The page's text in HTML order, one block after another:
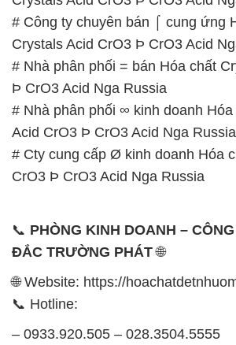
# Công ty chuyên bán ⌠ cung ứng
Crystals Acid CrO3 Þ CrO3 Acid
# Nhà phân phối = bán Hóa chất
Þ CrO3 Acid Nga Russia
# Nhà phân phối ∞ kinh doanh
Acid CrO3 Þ CrO3 Acid Nga Russia
# Cty cung cấp Ø kinh doanh Hóa
CrO3 Þ CrO3 Acid Nga Russia
📞 PHÒNG KINH DOANH –
ĐẮC TRƯỜNG PHÁT🌐
🌐 Website: https://
📞 Hotline:
– 0933.920.505 – 028.3504.5555